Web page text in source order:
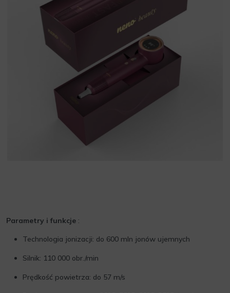
Parametry i funkcje :
Technologia jonizacji: do 600 mln jonów ujemnych
Silnik: 110 000 obr./min
Prędkość powietrza: do 57 m/s